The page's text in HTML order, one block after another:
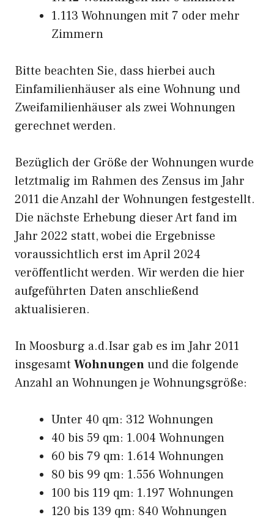
1.113 Wohnungen mit 7 oder mehr
Zimmern
Bitte beachten Sie, dass hierbei auch
Einfamilienhäuser als eine Wohnung und
Zweifamilienhäuser als zwei Wohnungen
gerechnet werden.
Bezüglich der Größe der Wohnungen wurde
letztmalig im Rahmen des Zensus im Jahr
2011 die Anzahl der Wohnungen festgestellt.
Die nächste Erhebung dieser Art fand im
Jahr 2022 statt, wobei die Ergebnisse
voraussichtlich erst im April 2024
veröffentlicht werden. Wir werden die hier
aufgeführten Daten anschließend
aktualisieren.
In Moosburg a.d.Isar gab es im Jahr 2011
insgesamt Wohnungenund die folgende
Anzahl an Wohnungen je Wohnungsgröße:
Unter 40 qm: 312 Wohnungen
40 bis 59 qm: 1.004 Wohnungen
60 bis 79 qm: 1.614 Wohnungen
80 bis 99 qm: 1.556 Wohnungen
100 bis 119 qm: 1.197 Wohnungen
120 bis 139 qm: 840 Wohnungen